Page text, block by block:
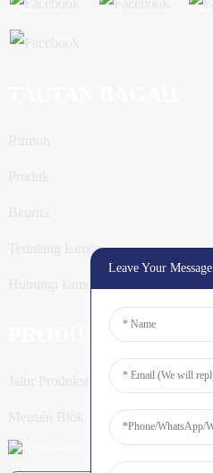
Teuntang kamoe
Jalur Produksi Tiang
Leave Your Message